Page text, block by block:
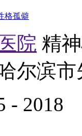
格孤僻
院 精
尔滨
- 2018